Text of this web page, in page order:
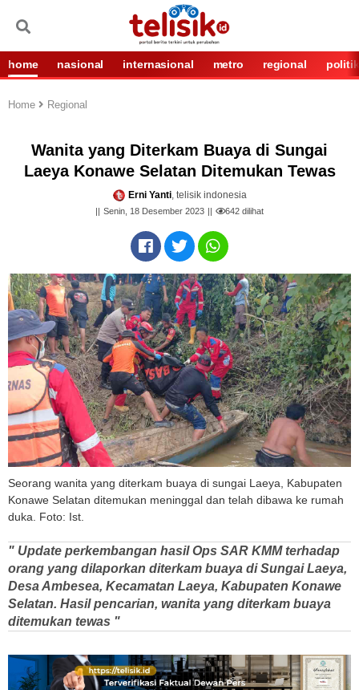
home nasional internasional metro regional politik
Home Regional
Wanita yang Diterkam Buaya di Sungai
Laeya Konawe Selatan Ditemukan Tewas
Erni Yanti, telisik indonesia
Senin, 18 Desember 2023 642 dilihat
Seorang wanita yang diterkam buaya di sungai Laeya, Kabupaten
Konawe Selatan ditemukan meninggal dan telah dibawa ke rumah
duka. Foto: Ist.
" Update perkembangan hasil Ops SAR KMM terhadap
orang yang dilaporkan diterkam buaya di Sungai Laeya,
Desa Ambesea, Kecamatan Laeya, Kabupaten Konawe
Selatan. Hasil pencarian, wanita yang diterkam buaya
ditemukan tewas "